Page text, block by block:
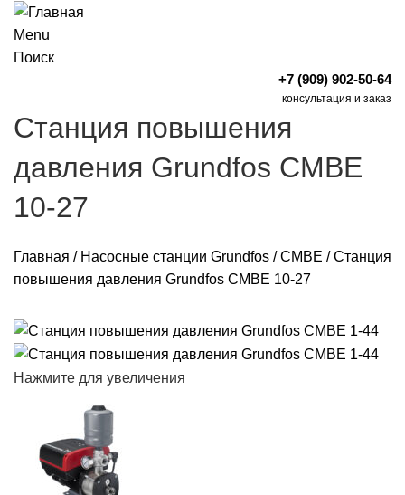
Menu
Поиск
+7 (909) 902-50-64
консультация и заказ
Станция повышения
давления Grundfos CMBE
10-27
Главная / Насосные станции Grundfos /CMBE /Станция
повышения давления Grundfos CMBE 10-27
Нажмите для увеличения